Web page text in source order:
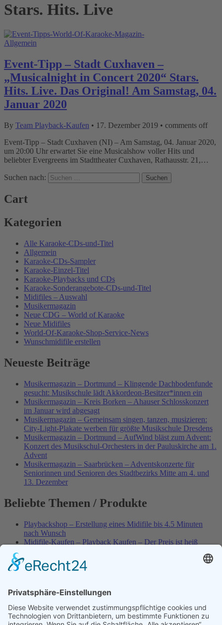
Stars. Hits. Live
Allgemein
Event-Tipp – Stadt Cuxhaven –
„Musicalnight in Concert 2020“ Stars.
Hits. Live. Das Original! Am Samstag, 04.
Januar 2020
By Team Playback-Kaufen • 17. Dezember 2019 • comments off
Event-Tipp – Stadt Cuxhaven (NI) – Am Samstag, 04. Januar 2020,
um 20:00 Uhr erwartet Sie eine Musicalshow voller Hits und
beliebter Evergreens im Stadttheater Cuxhaven, Rathausstr. 21,…
Suchen nach:
Cart
Kategorien
Alle Karaoke-CDs-und-Titel
Allgemein
Karaoke-CDs-Sampler
Karaoke-Einzel-Titel
Karaoke-Playbacks und CDs
Karaoke-Sonderangebote-CDs-und-Titel
Midifiles – Auswahl
Musikermagazin
Neue CDG – World of Karaoke
Neue Midifiles
World-Of-Karaoke-Shop-Service-News
Wunschmidifile erstellen
Neueste Beiträge
Musikermagazin – Dortmund – Klingende Dachbodenfunde
gesucht: Musikschule lädt Akkordeon-Besitzer*innen ein
Musikermagazin – Kreis Borken – Ahauser Schlosskonzert
im Januar wird abgesagt
Musikermagazin – Gemeinsam singen, tanzen, musizieren:
City-Light-Plakate werben für größte Musikschule Dresdens
Musikermagazin – Dortmund – AufWind bläst zum Advent:
Konzert des Musikschul-Orchesters in der Pauluskirche am 1.
Advent
Musikermagazin – Saarbrücken – Adventskonzerte für
Seniorinnen und Senioren des Stadtbezirks Mitte am 4. und
13. Dezember
Beliebte Themen / Produkte
Playbackshop – Erstellung eines Midifile bis 4.5 Minuten
nach Wunsch
Midifile-Kaufen – Playback Kaufen – Der Preis ist heiß
Best of Karaoke – Roy Black – Playbacks – Absolute Rarität
World-of-Karaoke – Midifiles kaufen – Ich baue Dein
Playbackshop – Erstellung eines Wunschmidifile bis 3.5
Minuten
10 Spanische All-TIME Sommerhits als Karaoke-Playbacks –
Absolute Klassiker